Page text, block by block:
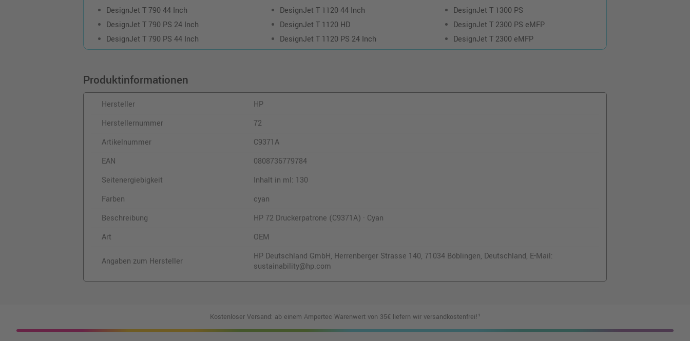
DesignJet T 790 44 Inch
DesignJet T 790 PS 24 Inch
DesignJet T 790 PS 44 Inch
DesignJet T 1120 44 Inch
DesignJet T 1120 HD
DesignJet T 1120 PS 24 Inch
DesignJet T 1300 PS
DesignJet T 2300 PS eMFP
DesignJet T 2300 eMFP
Produktinformationen
Hersteller
HP
Herstellernummer
72
Artikelnummer
C9371A
EAN
0808736779784
Seitenergiebigkeit
Inhalt in ml: 130
Farben
cyan
Beschreibung
HP 72 Druckerpatrone (C9371A) · Cyan
Art
OEM
Angaben zum Hersteller
HP Deutschland GmbH, Herrenberger Strasse 140, 71034 Böblingen, Deutschland, E-Mail:
sustainability@hp.com
Kostenloser Versand: ab einem Ampertec Warenwert von 35€ liefern wir versandkostenfrei!¹